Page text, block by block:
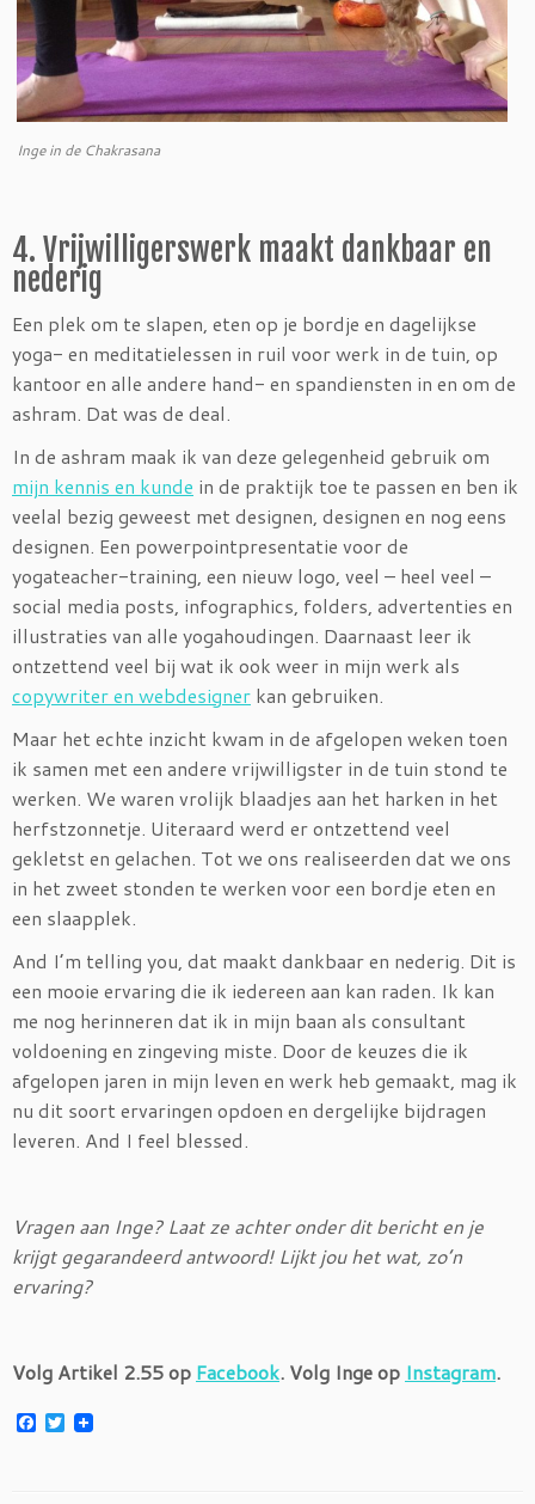
Inge in de Chakrasana
4. Vrijwilligerswerk maakt dankbaar en
nederig
Een plek om te slapen, eten op je bordje en dagelijkse
yoga- en meditatielessen in ruil voor werk in de tuin, op
kantoor en alle andere hand- en spandiensten in en om de
ashram. Dat was de deal.
In de ashram maak ik van deze gelegenheid gebruik om
mijn kennis en kunde in de praktijk toe te passen en ben ik
veelal bezig geweest met designen, designen en nog eens
designen. Een powerpointpresentatie voor de
yogateacher-training, een nieuw logo, veel – heel veel –
social media posts, infographics, folders, advertenties en
illustraties van alle yogahoudingen. Daarnaast leer ik
ontzettend veel bij wat ik ook weer in mijn werk als
copywriter en webdesigner kan gebruiken.
Maar het echte inzicht kwam in de afgelopen weken toen
ik samen met een andere vrijwilligster in de tuin stond te
werken. We waren vrolijk blaadjes aan het harken in het
herfstzonnetje. Uiteraard werd er ontzettend veel
gekletst en gelachen. Tot we ons realiseerden dat we ons
in het zweet stonden te werken voor een bordje eten en
een slaapplek.
And I’m telling you, dat maakt dankbaar en nederig. Dit is
een mooie ervaring die ik iedereen aan kan raden. Ik kan
me nog herinneren dat ik in mijn baan als consultant
voldoening en zingeving miste. Door de keuzes die ik
afgelopen jaren in mijn leven en werk heb gemaakt, mag ik
nu dit soort ervaringen opdoen en dergelijke bijdragen
leveren. And I feel blessed.
Vragen aan Inge? Laat ze achter onder dit bericht en je
krijgt gegarandeerd antwoord! Lijkt jou het wat, zo’n
ervaring?
Volg Artikel 2.55 op Facebook. Volg Inge op Instagram.
F
T
w